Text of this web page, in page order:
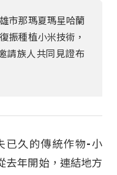
市那瑪夏瑪星哈蘭
振種植小米技術，
請族人共同見證布
已久的傳統作物-小
去年開始，連結地方